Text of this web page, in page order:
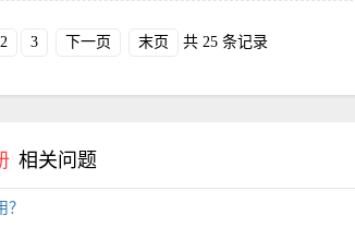
2 3 下一页 末页 共 25 条记录
相关问题